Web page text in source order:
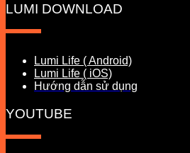
LUMI DOWNLOAD
Lumi Life ( Android)
Lumi Life ( iOS)
Hướng dẫn sử dụng
YOUTUBE